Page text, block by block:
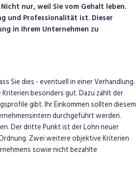
nur, weil Sie vom Gehalt leben.
und Professionalität ist. Dieser
in Ihrem Unternehmen zu
Sie dies - eventuell in einer Verhandlung
besonders gut. Dazu zählt der
gibt. Ihr Einkommen sollten diesem
durchgeführt werden.
Der dritte Punkt ist der Lohn neuer
Zwei weitere objektive Kriterien
sowie nicht bezahlte